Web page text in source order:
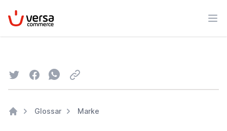
VersaCommerce
TwitterFacebookWhatsapp
Email
Glossar Marke